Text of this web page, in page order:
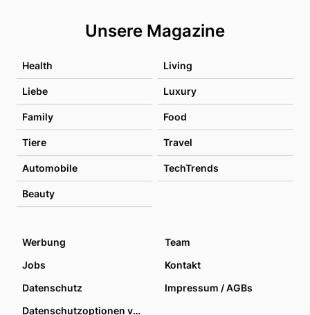
Unsere Magazine
Health Living
Liebe Luxury
Family Food
Tiere Travel
Automobile TechTrends
Beauty
Werbung
Team
Jobs
Kontakt
Datenschutz
Impressum / AGBs
Datenschutzoptionen verwalten